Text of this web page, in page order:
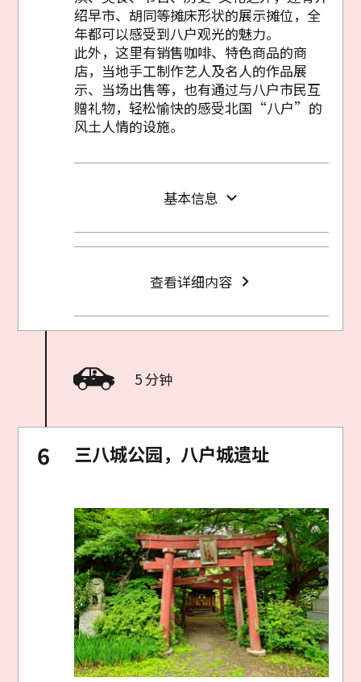
绍早市、胡同等摊床形状的展示摊位，全
年都可以感受到八户观光的魅力。
此外，这里有销售咖啡、特色商品的商
店，当地手工制作艺人及名人的作品展
示、当场出售等，也有通过与八户市民互
赠礼物，轻松愉快的感受北国“八户”的
风土人情的设施。
基本信息
查看详细内容
5 分钟
三八城公园，八户城遗址